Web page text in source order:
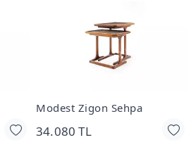
Modest Zigon Sehpa
34.080 TL